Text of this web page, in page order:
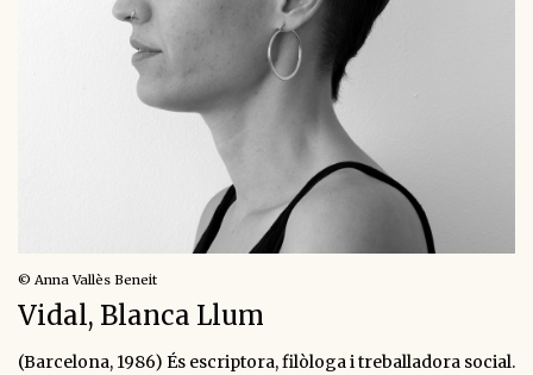
© Anna Vallès Beneit
Vidal, Blanca Llum
(Barcelona, 1986) És escriptora, filòloga i treballadora social.